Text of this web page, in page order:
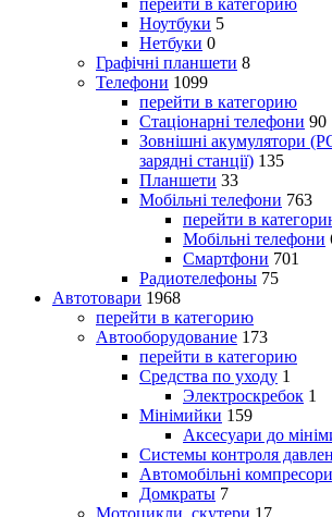
перейти в категорию
Ноутбуки 5
Нетбуки 0
Графічні планшети 8
Телефони 1099
перейти в категорию
Стаціонарні телефони 90
Зовнішні акумулятори
зарядні станції) 135
Планшети 33
Мобільні телефони 763
перейти в
Мобільні телефони
Смартфони 701
Радиотелефоны 75
Автотовари 1968
перейти в категорию
Автооборудование 173
перейти в категорию
Средства по уходу 1
Электроскребок 1
Мінімийки 159
Аксесуари до
Системы контроля
Автомобільні компресори
Домкраты 7
Мотоцикли, скутери 17